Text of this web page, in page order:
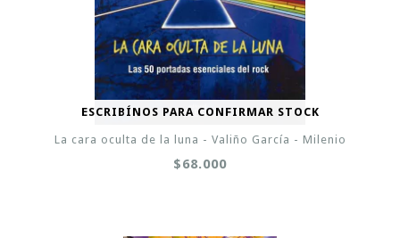
ESCRIBÍNOS PARA CONFIRMAR STOCK
La cara oculta de la luna - Valiño García - Milenio
$68.000